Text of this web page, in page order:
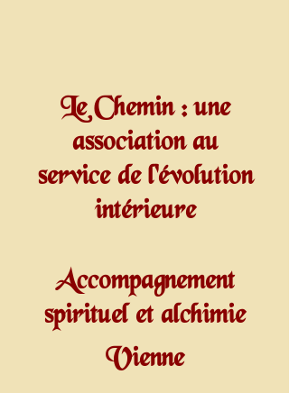
Le Chemin : une
association au
service de l'évolution
intérieure
Accompagnement
spirituel et alchimie
Vienne